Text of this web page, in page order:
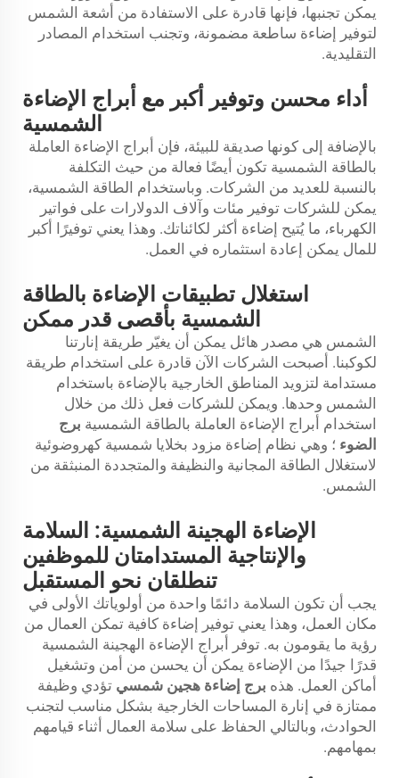
يمكن تجنبها، فإنها قادرة على الاستفادة من أشعة الشمس
لتوفير إضاءة ساطعة مضمونة، وتجنب استخدام المصادر
التقليدية.
أداء محسن وتوفير أكبر مع أبراج الإضاءة
الشمسية
بالإضافة إلى كونها صديقة للبيئة، فإن أبراج الإضاءة العاملة
بالطاقة الشمسية تكون أيضًا فعالة من حيث التكلفة
بالنسبة للعديد من الشركات. وباستخدام الطاقة الشمسية،
يمكن للشركات توفير مئات وآلاف الدولارات على فواتير
الكهرباء، ما يُتيح إضاءة أكثر لكائناتك. وهذا يعني توفيرًا أكبر
للمال يمكن إعادة استثماره في العمل.
استغلال تطبيقات الإضاءة بالطاقة
الشمسية بأقصى قدر ممكن
الشمس هي مصدر هائل يمكن أن يغيّر طريقة إنارتنا
لكوكبنا. أصبحت الشركات الآن قادرة على استخدام طريقة
مستدامة لتزويد المناطق الخارجية بالإضاءة باستخدام
الشمس وحدها. ويمكن للشركات فعل ذلك من خلال
استخدام أبراج الإضاءة العاملة بالطاقة الشمسية برج
الضوء ؛ وهي نظام إضاءة مزود بخلايا شمسية كهروضوئية
لاستغلال الطاقة المجانية والنظيفة والمتجددة المنبثقة من
الشمس.
الإضاءة الهجينة الشمسية: السلامة
والإنتاجية المستدامتان للموظفين
تنطلقان نحو المستقبل
يجب أن تكون السلامة دائمًا واحدة من أولوياتك الأولى في
مكان العمل، وهذا يعني توفير إضاءة كافية تمكن العمال من
رؤية ما يقومون به. توفر أبراج الإضاءة الهجينة الشمسية
قدرًا جيدًا من الإضاءة يمكن أن يحسن من أمن وتشغيل
أماكن العمل. هذه برج إضاءة هجين شمسي تؤدي وظيفة
ممتازة في إنارة المساحات الخارجية بشكل مناسب لتجنب
الحوادث، وبالتالي الحفاظ على سلامة العمال أثناء قيامهم
بمهامهم.